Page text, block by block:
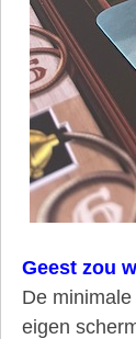
Geest zou
De
eigen